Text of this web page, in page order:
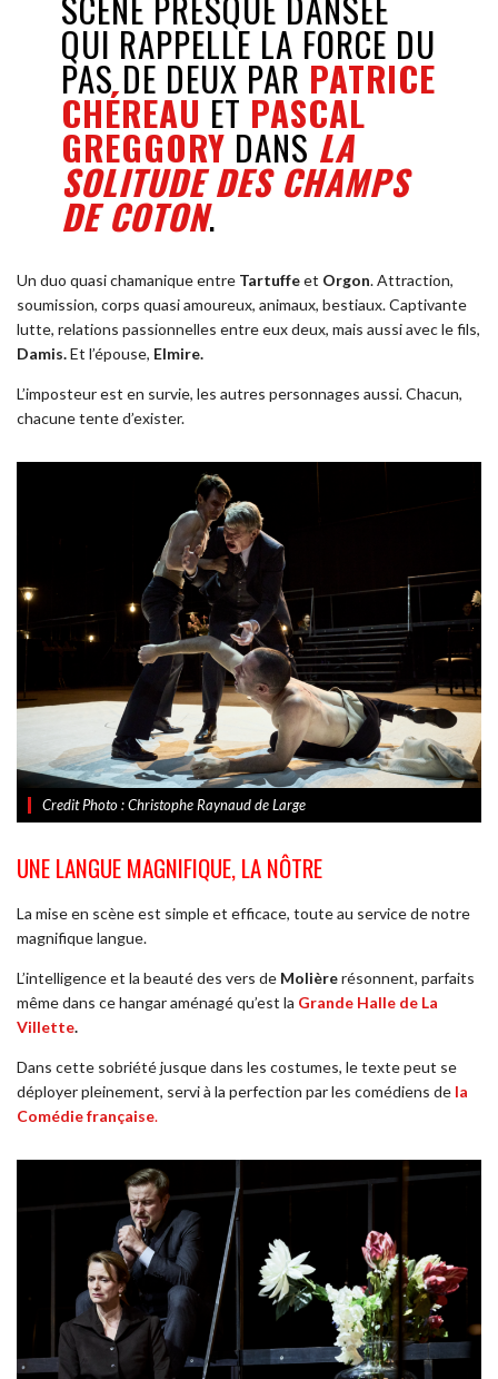
QUI RAPPELLE LA FORCE DU
PAS DE DEUX PAR PATRICE
CHÉREAU ET PASCAL
GREGGORY DANS LA
SOLITUDE DES CHAMPS
DE COTON.
Un duo quasi chamanique entre Tartuffeet Orgon. Attraction,
soumission, corps quasi amoureux, animaux, bestiaux. Captivante
lutte, relations passionnelles entre eux deux, mais aussi avec le fils,
Damis.Et l’épouse, Elmire.
L’imposteur est en survie, les autres personnages aussi. Chacun,
chacune tente d’exister.
Credit Photo : Christophe Raynaud de Large
UNE LANGUE MAGNIFIQUE, LA NÔTRE
La mise en scène est simple et efficace, toute au service de notre
magnifique langue.
L’intelligence et la beauté des vers de Molièrerésonnent, parfaits
même dans ce hangar aménagé qu’est la Grande Halle de La
Villette.
Dans cette sobriété jusque dans les costumes, le texte peut se
déployer pleinement, servi à la perfection par les comédiens de la
Comédie française.